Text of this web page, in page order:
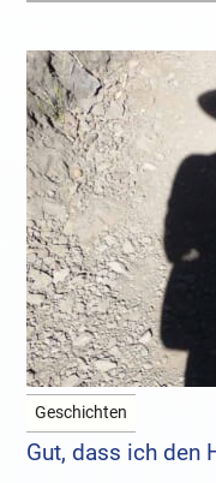
Geschichten
Gut, dass ich den